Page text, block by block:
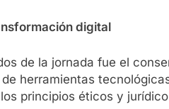
digital
de la jornada fue el
herramientas
principios éticos y